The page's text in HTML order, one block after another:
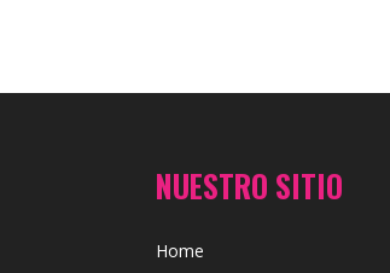
NUESTRO SITIO
Home